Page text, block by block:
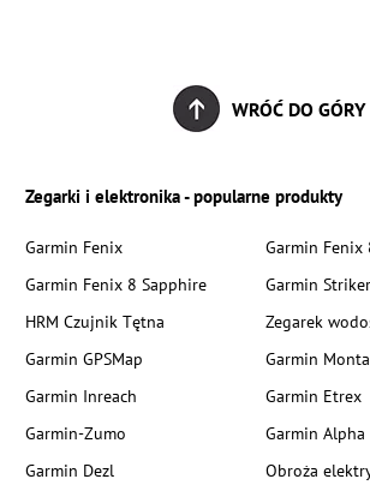
WRÓĆ DO GÓRY
Zegarki i elektronika - popularne produkty
Garmin Fenix
Garmin Fenix
Garmin Fenix 8 Sapphire
Garmin
HRM Czujnik Tętna
Zegarek
Garmin GPSMap
Garmin
Garmin Inreach
Garmin Etrex
Garmin-Zumo
Garmin Alpha
Garmin Dezl
Obroża